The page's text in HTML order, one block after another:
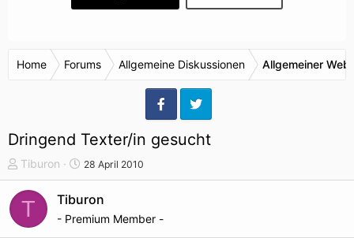
Home Forums Allgemeine Diskussionen Allgemeiner
Dringend Texter/in gesucht
T
h
e
e
Tiburon
S
t
a
28 April 2010
T Tiburon
- Premium Member -